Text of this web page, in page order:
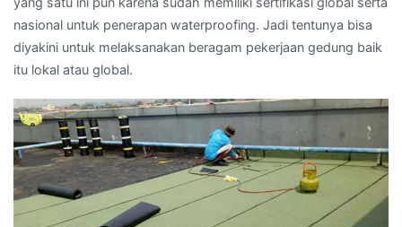
nasional untuk penerapan waterproofing. Jadi tentunya bisa
diyakini untuk melaksanakan beragam pekerjaan gedung baik
itu lokal atau global.